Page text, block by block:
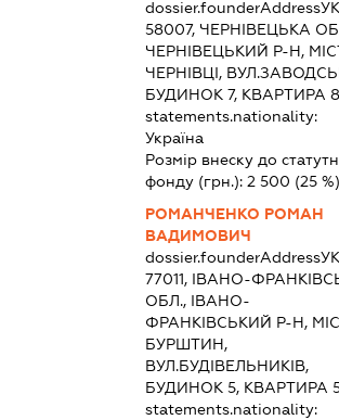
dossier.founderAddress
58007, ЧЕРНІВЕЦЬКА
ЧЕРНІВЕЦЬКИЙ Р-Н,
ЧЕРНІВЦІ,
БУДИНОК 7, КВАРТИРА 8
statements.nationality:
Україна
Розмір внеску до
фонду (грн.): 2 500 (25 %)
РОМАНЧЕНКО РОМАН
ВАДИМОВИЧ
dossier.founderAddress
77011, ІВАНО-
ОБЛ., ІВАНО-
ФРАНКІВСЬКИЙ Р-Н,
БУРШТИН,
ВУЛ.БУДІВЕЛЬНИКІВ,
БУДИНОК 5, КВАРТИРА
statements.nationality: